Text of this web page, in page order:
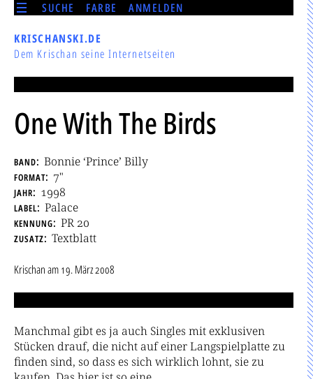
SUCHE FARBE ANMELDEN
KRISCHANSKI.DE
Dem Krischan seine Internetseiten
One With The Birds
band Bonnie ‘Prince’ Billy
format 7"
jahr 1998
label Palace
kennung PR 20
zusatz Textblatt
Krischanam19. März 2008
Manchmal gibt es ja auch Singles mit exklusiven
Stücken drauf, die nicht auf einer Langspielplatte zu
finden sind, so dass es sich wirklich lohnt, sie zu